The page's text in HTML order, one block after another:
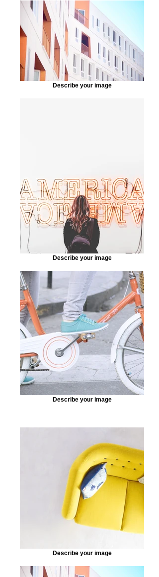
Describe your image
Describe your image
Describe your image
Describe your image